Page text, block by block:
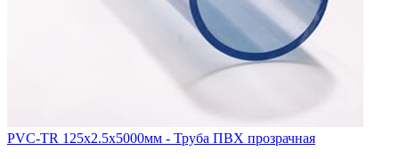
PVC-TR 125x2.5x5000мм - Труба ПВХ прозрачная